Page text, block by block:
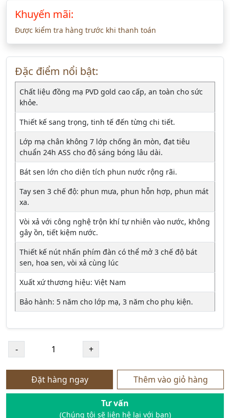
Khuyến mãi:
Được kiểm tra hàng trước khi thanh toán
Đặc điểm nổi bật:
Chất liệu đồng mạ PVD gold cao cấp, an toàn cho sức
khỏe.
Thiết kế sang trọng, tinh tế đến từng chi tiết.
Lớp mạ chân không 7 lớp chống ăn mòn, đạt tiêu
chuẩn 24h ASS cho độ sáng bóng lâu dài.
Bát sen lớn cho diện tích phun nước rộng rãi.
Tay sen 3 chế độ: phun mưa, phun hỗn hợp, phun mát
xa.
Vòi xả với công nghệ trộn khí tự nhiên vào nước, không
gây ồn, tiết kiệm nước.
Thiết kế nút nhấn phím đàn có thể mở 3 chế độ bát
sen, hoa sen, vòi xả cùng lúc
Xuất xứ thương hiệu: Việt Nam
Bảo hành: 5 năm cho lớp mạ, 3 năm cho phụ kiện.
Đặt hàng ngay Thêm vào giỏ hàng
Tư vấn
(Chúng tôi sẽ liên hệ lại với bạn)